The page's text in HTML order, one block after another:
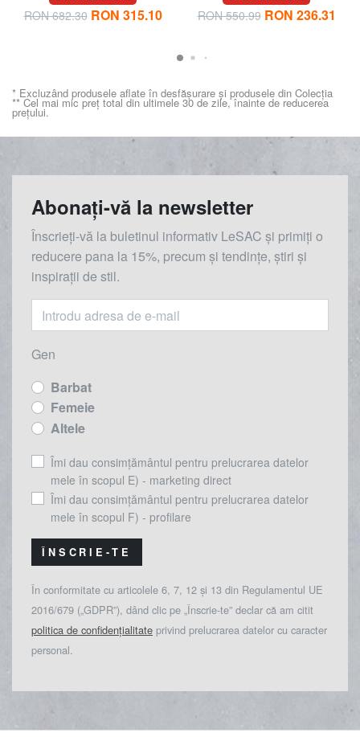
RON 682.30 RON 315.10 RON 550.99 RON 236.31
* Excluzând produsele aflate în desfășurare și produsele din Colecția
** Cel mai mic preț total din ultimele 30 de zile, înainte de reducerea
prețului.
Abonați-vă la newsletter
Înscrieți-vă la buletinul informativ LeSAC și primiți o
reducere pana la 15%, precum și tendințe, știri și
inspirații de stil.
Gen
Barbat
Femeie
Altele
Îmi dau consimțământul pentru prelucrarea datelor
mele în scopul E) - marketing direct
Îmi dau consimțământul pentru prelucrarea datelor
mele în scopul F) - profilare
ÎNSCRIE-TE
În conformitate cu articolele 6, 7, 12 și 13 din Regulamentul UE
2016/679 („GDPR”), dând clic pe „Înscrie-te” declar că am citit
politica de confidențialitate privind prelucrarea datelor cu caracter
personal.